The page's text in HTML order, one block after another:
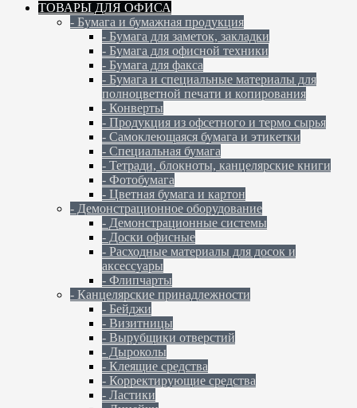
ТОВАРЫ ДЛЯ ОФИСА
- Бумага и бумажная продукция
- Бумага для заметок, закладки
- Бумага для офисной техники
- Бумага для факса
- Бумага и специальные материалы для
полноцветной печати и копирования
- Конверты
- Продукция из офсетного и термо сырья
- Самоклеющаяся бумага и этикетки
- Специальная бумага
- Тетради, блокноты, канцелярские книги
- Фотобумага
- Цветная бумага и картон
- Демонстрационное оборудование
- Демонстрационные системы
- Доски офисные
- Расходные материалы для досок и
аксессуары
- Флипчарты
- Канцелярские принадлежности
- Бейджи
- Визитницы
- Вырубщики отверстий
- Дыроколы
- Клеящие средства
- Корректирующие средства
- Ластики